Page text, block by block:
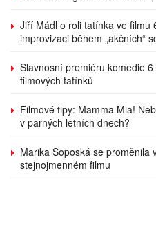
Jiří Mádl o roli tatínka ve filmu
improvizaci během „akčních“
Slavnosní premiéru komedie
filmových tatínků
Filmové tipy: Mamma Mia!
v parných letních dnech?
Marika Šoposká se proměnila
stejnojmenném filmu